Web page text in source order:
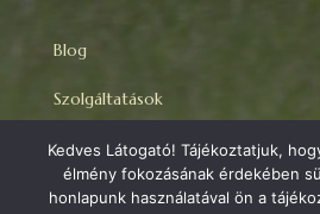
Blog
Szolgáltatások
Kapcsolat
Felhasználási feltételek
Kedves Látogató! Tájékoztatjuk,
élmény fokozásának érdekében
honlapunk használatával ön a